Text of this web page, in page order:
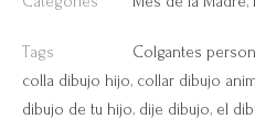
Tags Colgantes
colla dibujo hijo, collar dibujo
dibujo de tu hijo, dije dibujo, el